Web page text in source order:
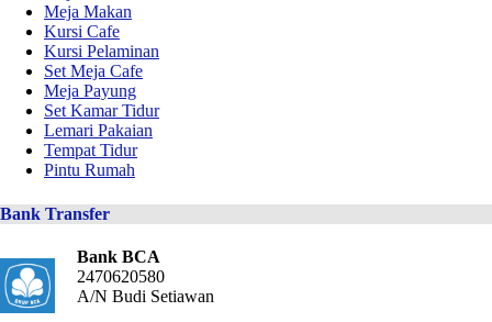
Meja Makan
Kursi Cafe
Kursi Pelaminan
Set Meja Cafe
Meja Payung
Set Kamar Tidur
Lemari Pakaian
Tempat Tidur
Pintu Rumah
Bank Transfer
Bank BCA
2470620580
A/N Budi Setiawan